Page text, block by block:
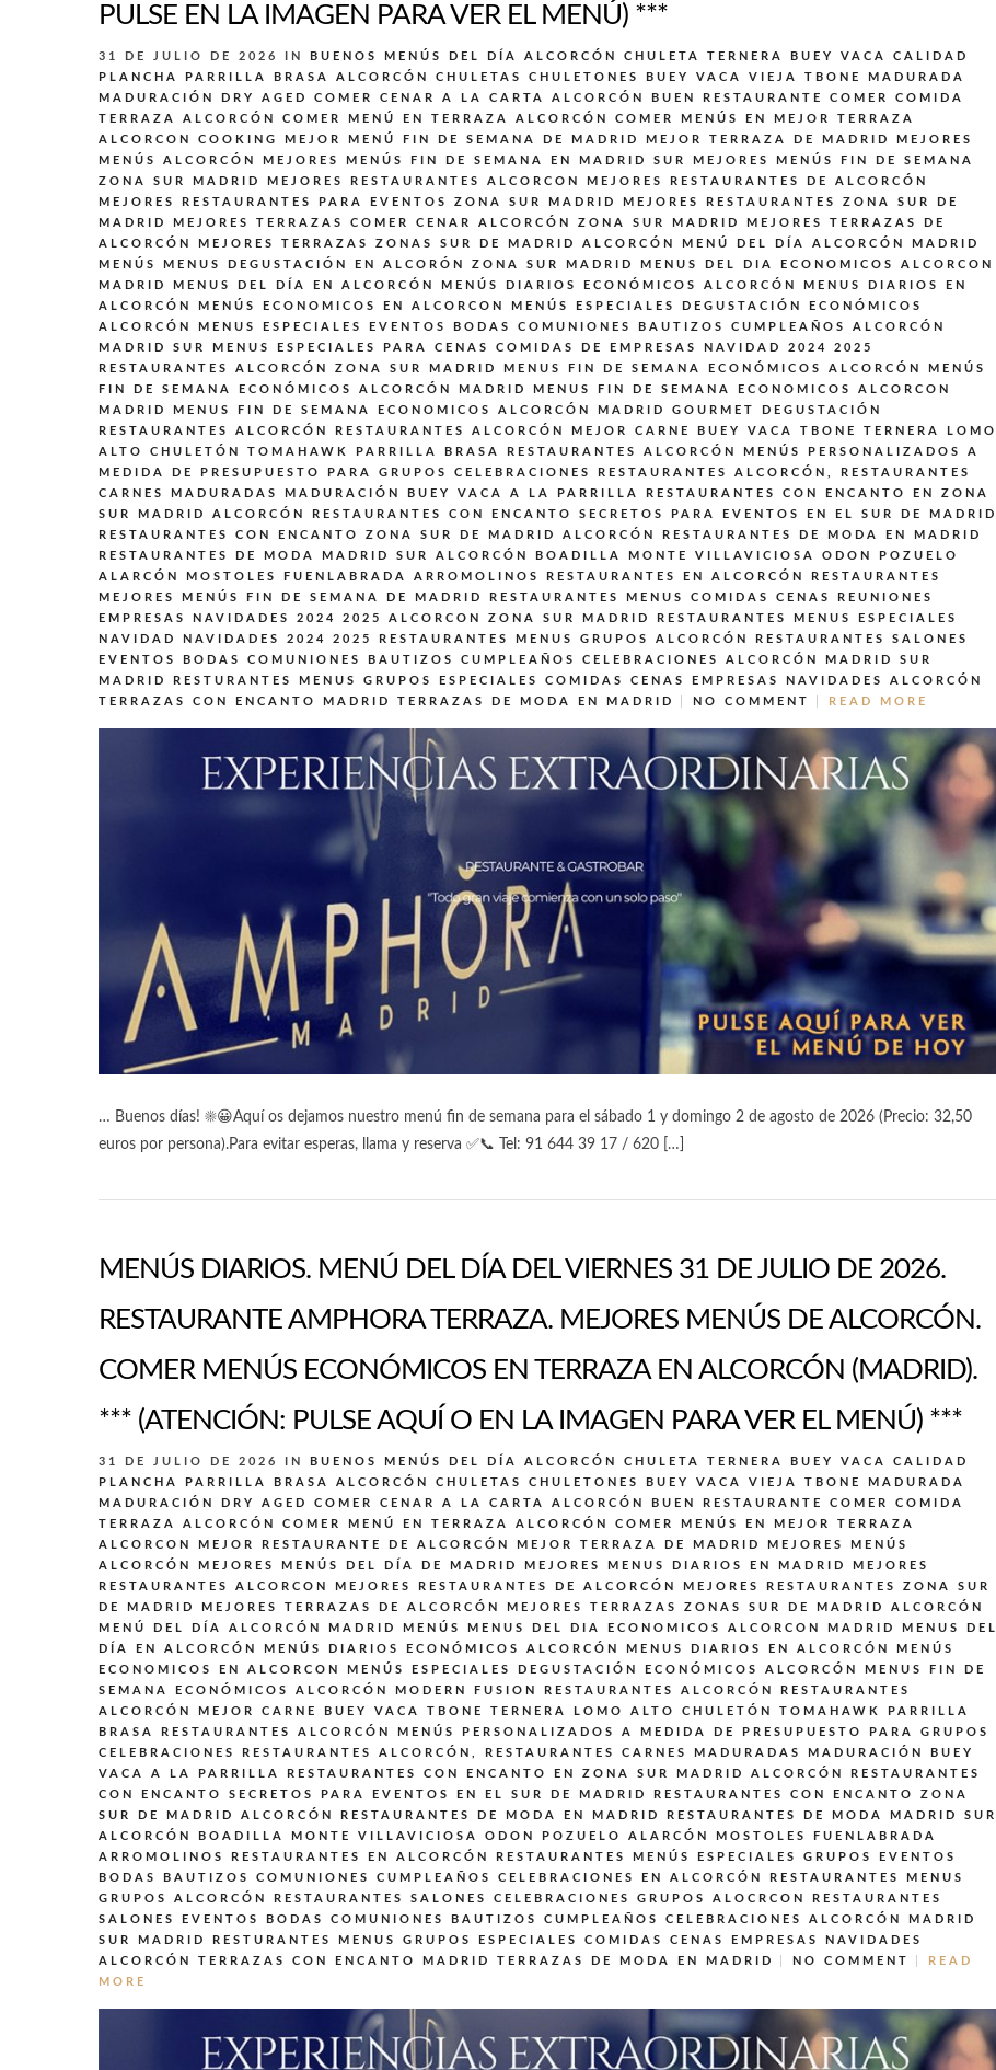
PULSE EN LA IMAGEN PARA VER EL MENÚ) ***
31 DE JULIO DE 2026 IN BUENOS MENÚS DEL DÍA ALCORCÓN
CHULETA TERNERA BUEY VACA CALIDAD
PLANCHA PARRILLA BRASA ALCORCÓN
CHULETAS CHULETONES BUEY VACA VIEJA TBONE MADURADA
MADURACIÓN DRY AGED
COMER CENAR A LA CARTA ALCORCÓN BUEN RESTAURANTE
COMER COMIDA
TERRAZA ALCORCÓN
COMER MENÚ EN TERRAZA ALCORCÓN
COMER MENÚS EN MEJOR TERRAZA
ALCORCON
COOKING MEJOR MENÚ FIN DE SEMANA DE MADRID MEJOR TERRAZA DE MADRID
MEJORES
MENÚS ALCORCÓN
MEJORES MENÚS FIN DE SEMANA EN MADRID SUR
MEJORES MENÚS FIN DE SEMANA
ZONA SUR MADRID
MEJORES RESTAURANTES ALCORCON
MEJORES RESTAURANTES DE ALCORCÓN
MEJORES RESTAURANTES PARA EVENTOS ZONA SUR MADRID
MEJORES RESTAURANTES ZONA SUR DE
MADRID
MEJORES TERRAZAS COMER CENAR ALCORCÓN ZONA SUR MADRID
MEJORES TERRAZAS DE
ALCORCÓN
MEJORES TERRAZAS ZONAS SUR DE MADRID ALCORCÓN
MENÚ DEL DÍA ALCORCÓN MADRID
MENÚS
MENUS DEGUSTACIÓN EN ALCORÓN ZONA SUR MADRID
MENUS DEL DIA ECONOMICOS ALCORCON
MADRID
MENUS DEL DÍA EN ALCORCÓN MENÚS DIARIOS ECONÓMICOS ALCORCÓN
MENUS DIARIOS EN
ALCORCÓN
MENÚS ECONOMICOS EN ALCORCON
MENÚS ESPECIALES DEGUSTACIÓN ECONÓMICOS
ALCORCÓN
MENUS ESPECIALES EVENTOS BODAS COMUNIONES BAUTIZOS CUMPLEAÑOS ALCORCÓN
MADRID SUR
MENUS ESPECIALES PARA CENAS COMIDAS DE EMPRESAS NAVIDAD 2024 2025
RESTAURANTES ALCORCÓN ZONA SUR MADRID
MENUS FIN DE SEMANA ECONÓMICOS ALCORCÓN
MENÚS
FIN DE SEMANA ECONÓMICOS ALCORCÓN MADRID
MENUS FIN DE SEMANA ECONOMICOS ALCORCON
MADRID
MENUS FIN DE SEMANA ECONOMICOS ALCORCÓN MADRID GOURMET DEGUSTACIÓN
RESTAURANTES ALCORCÓN
RESTAURANTES ALCORCÓN MEJOR CARNE BUEY VACA TBONE TERNERA LOMO
ALTO CHULETÓN TOMAHAWK PARRILLA BRASA
RESTAURANTES ALCORCÓN MENÚS PERSONALIZADOS A
MEDIDA DE PRESUPUESTO PARA GRUPOS CELEBRACIONES
RESTAURANTES ALCORCÓN,
RESTAURANTES
CARNES MADURADAS MADURACIÓN BUEY VACA A LA PARRILLA
RESTAURANTES CON ENCANTO EN ZONA
SUR MADRID ALCORCÓN
RESTAURANTES CON ENCANTO SECRETOS PARA EVENTOS EN EL SUR DE MADRID
RESTAURANTES CON ENCANTO ZONA SUR DE MADRID ALCORCÓN
RESTAURANTES DE MODA EN MADRID
RESTAURANTES DE MODA MADRID SUR ALCORCÓN BOADILLA MONTE VILLAVICIOSA ODON POZUELO
ALARCÓN MOSTOLES FUENLABRADA ARROMOLINOS
RESTAURANTES EN ALCORCÓN
RESTAURANTES
MEJORES MENÚS FIN DE SEMANA DE MADRID
RESTAURANTES MENUS COMIDAS CENAS REUNIONES
EMPRESAS NAVIDADES 2024 2025 ALCORCON ZONA SUR MADRID
RESTAURANTES MENUS ESPECIALES
NAVIDAD NAVIDADES 2024 2025
RESTAURANTES MENUS GRUPOS ALCORCÓN
RESTAURANTES SALONES
EVENTOS BODAS COMUNIONES BAUTIZOS CUMPLEAÑOS CELEBRACIONES ALCORCÓN MADRID SUR
MADRID
RESTURANTES MENUS GRUPOS ESPECIALES COMIDAS CENAS EMPRESAS NAVIDADES ALCORCÓN
TERRAZAS CON ENCANTO MADRID
TERRAZAS DE MODA EN MADRID NO COMMENT READ MORE
… Buenos días! ☀️😀Aquí os dejamos nuestro menú fin de semana para el sábado 1 y domingo 2 de agosto de 2026 (Precio: 32,50
euros por persona).Para evitar esperas, llama y reserva ✅📞 Tel: 91 644 39 17 / 620 […]
MENÚS DIARIOS. MENÚ DEL DÍA DEL VIERNES 31 DE JULIO DE 2026.
RESTAURANTE AMPHORA TERRAZA. MEJORES MENÚS DE ALCORCÓN.
COMER MENÚS ECONÓMICOS EN TERRAZA EN ALCORCÓN (MADRID).
*** (ATENCIÓN: PULSE AQUÍ O EN LA IMAGEN PARA VER EL MENÚ) ***
31 DE JULIO DE 2026 IN BUENOS MENÚS DEL DÍA ALCORCÓN
CHULETA TERNERA BUEY VACA CALIDAD
PLANCHA PARRILLA BRASA ALCORCÓN
CHULETAS CHULETONES BUEY VACA VIEJA TBONE MADURADA
MADURACIÓN DRY AGED
COMER CENAR A LA CARTA ALCORCÓN BUEN RESTAURANTE
COMER COMIDA
TERRAZA ALCORCÓN
COMER MENÚ EN TERRAZA ALCORCÓN
COMER MENÚS EN MEJOR TERRAZA
ALCORCON
MEJOR RESTAURANTE DE ALCORCÓN MEJOR TERRAZA DE MADRID
MEJORES MENÚS
ALCORCÓN
MEJORES MENÚS DEL DÍA DE MADRID MEJORES MENUS DIARIOS EN MADRID
MEJORES
RESTAURANTES ALCORCON
MEJORES RESTAURANTES DE ALCORCÓN
MEJORES RESTAURANTES ZONA SUR
DE MADRID
MEJORES TERRAZAS DE ALCORCÓN
MEJORES TERRAZAS ZONAS SUR DE MADRID ALCORCÓN
MENÚ DEL DÍA ALCORCÓN MADRID
MENÚS MENUS DEL DIA ECONOMICOS ALCORCON MADRID
MENUS DEL
DÍA EN ALCORCÓN
MENÚS DIARIOS ECONÓMICOS ALCORCÓN MENUS DIARIOS EN ALCORCÓN
MENÚS
ECONOMICOS EN ALCORCON
MENÚS ESPECIALES DEGUSTACIÓN ECONÓMICOS ALCORCÓN
MENUS FIN DE
SEMANA ECONÓMICOS ALCORCÓN
MODERN FUSION RESTAURANTES ALCORCÓN
RESTAURANTES
ALCORCÓN MEJOR CARNE BUEY VACA TBONE TERNERA LOMO ALTO CHULETÓN TOMAHAWK PARRILLA
BRASA
RESTAURANTES ALCORCÓN MENÚS PERSONALIZADOS A MEDIDA DE PRESUPUESTO PARA GRUPOS
CELEBRACIONES
RESTAURANTES ALCORCÓN,
RESTAURANTES CARNES MADURADAS MADURACIÓN BUEY
VACA A LA PARRILLA
RESTAURANTES CON ENCANTO EN ZONA SUR MADRID ALCORCÓN
RESTAURANTES
CON ENCANTO SECRETOS PARA EVENTOS EN EL SUR DE MADRID
RESTAURANTES CON ENCANTO ZONA
SUR DE MADRID ALCORCÓN
RESTAURANTES DE MODA EN MADRID
RESTAURANTES DE MODA MADRID SUR
ALCORCÓN BOADILLA MONTE VILLAVICIOSA ODON POZUELO ALARCÓN MOSTOLES FUENLABRADA
ARROMOLINOS
RESTAURANTES EN ALCORCÓN
RESTAURANTES MENÚS ESPECIALES GRUPOS EVENTOS
BODAS BAUTIZOS COMUNIONES CUMPLEAÑOS CELEBRACIONES EN ALCORCÓN
RESTAURANTES MENUS
GRUPOS ALCORCÓN
RESTAURANTES SALONES CELEBRACIONES GRUPOS ALOCRCON
RESTAURANTES
SALONES EVENTOS BODAS COMUNIONES BAUTIZOS CUMPLEAÑOS CELEBRACIONES ALCORCÓN MADRID
SUR MADRID
RESTURANTES MENUS GRUPOS ESPECIALES COMIDAS CENAS EMPRESAS NAVIDADES
ALCORCÓN
TERRAZAS CON ENCANTO MADRID TERRAZAS DE MODA EN MADRID NO COMMENT
READ
MORE